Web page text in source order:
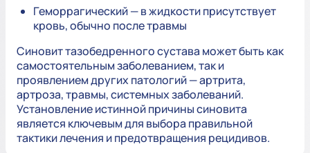
Геморрагический — в жидкости присутствует
кровь, обычно после травмы
Синовит тазобедренного сустава может быть как
самостоятельным заболеванием, так и
проявлением других патологий — артрита,
артроза, травмы, системных заболеваний.
Установление истинной причины синовита
является ключевым для выбора правильной
тактики лечения и предотвращения рецидивов.